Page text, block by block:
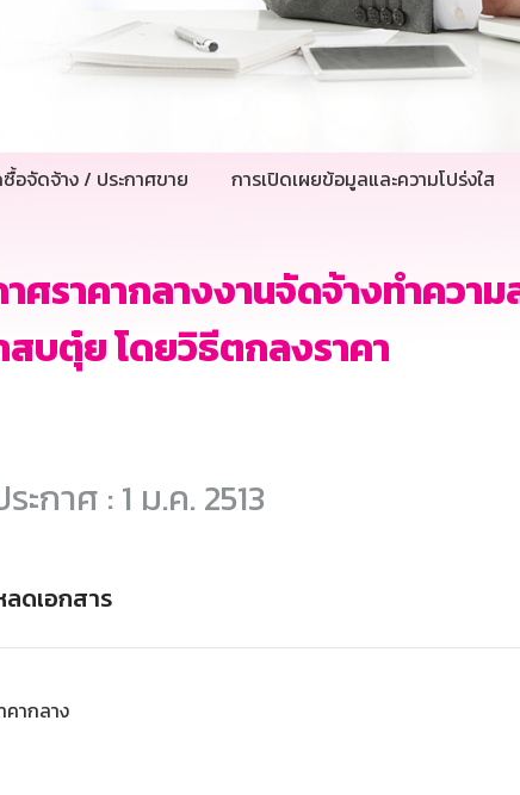
อจัดจ้าง / ประกาศขาย การเปิดเผยข้อมูลและความโปร่งใส
าศราคากลางงานจัดจ้างทำควา
สบตุ๋ย โดยวิธีตกลงราคา
ะกาศ : 1 ม.ค. 2513
ลดเอกสาร
คากลาง